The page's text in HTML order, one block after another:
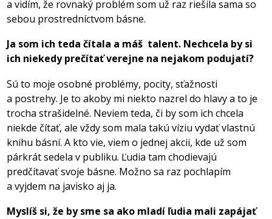
a vidím, že rovnaký problém som už raz riešila sama so
sebou prostredníctvom básne.
Ja som ich teda čítala a máš talent. Nechcela by si
ich niekedy prečítať verejne na nejakom podujatí?
Sú to moje osobné problémy, pocity, sťažnosti
a postrehy. Je to akoby mi niekto nazrel do hlavy a to je
trocha strašidelné. Neviem teda, či by som ich chcela
niekde čítať, ale vždy som mala takú víziu vydať vlastnú
knihu básní. A kto vie, viem o jednej akcii, kde už som
párkrát sedela v publiku. Ľudia tam chodievajú
predčítavať svoje básne. Možno sa raz pochlapím
a vyjdem na javisko aj ja.
Myslíš si, že by sme sa ako mladí ľudia mali zapájať